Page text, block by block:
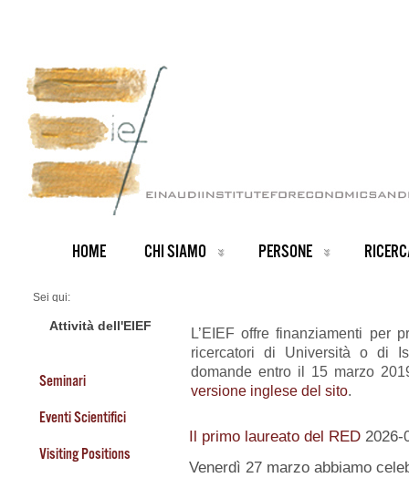
HOME CHI SIAMO PERSONE
Sei qui:
ARCHIVIO NOTIZIE
Finanziamenti per progetti di ricerca
Attività dell'EIEF
Seminari
Eventi Scientifici
Visiting Positions
L’EIEF offre finanziamenti per
ricercatori di Università o di
domande entro il 15 marzo
versione inglese del sito.
Il primo laureato del RED 2026-
Venerdì 27 marzo abbiamo